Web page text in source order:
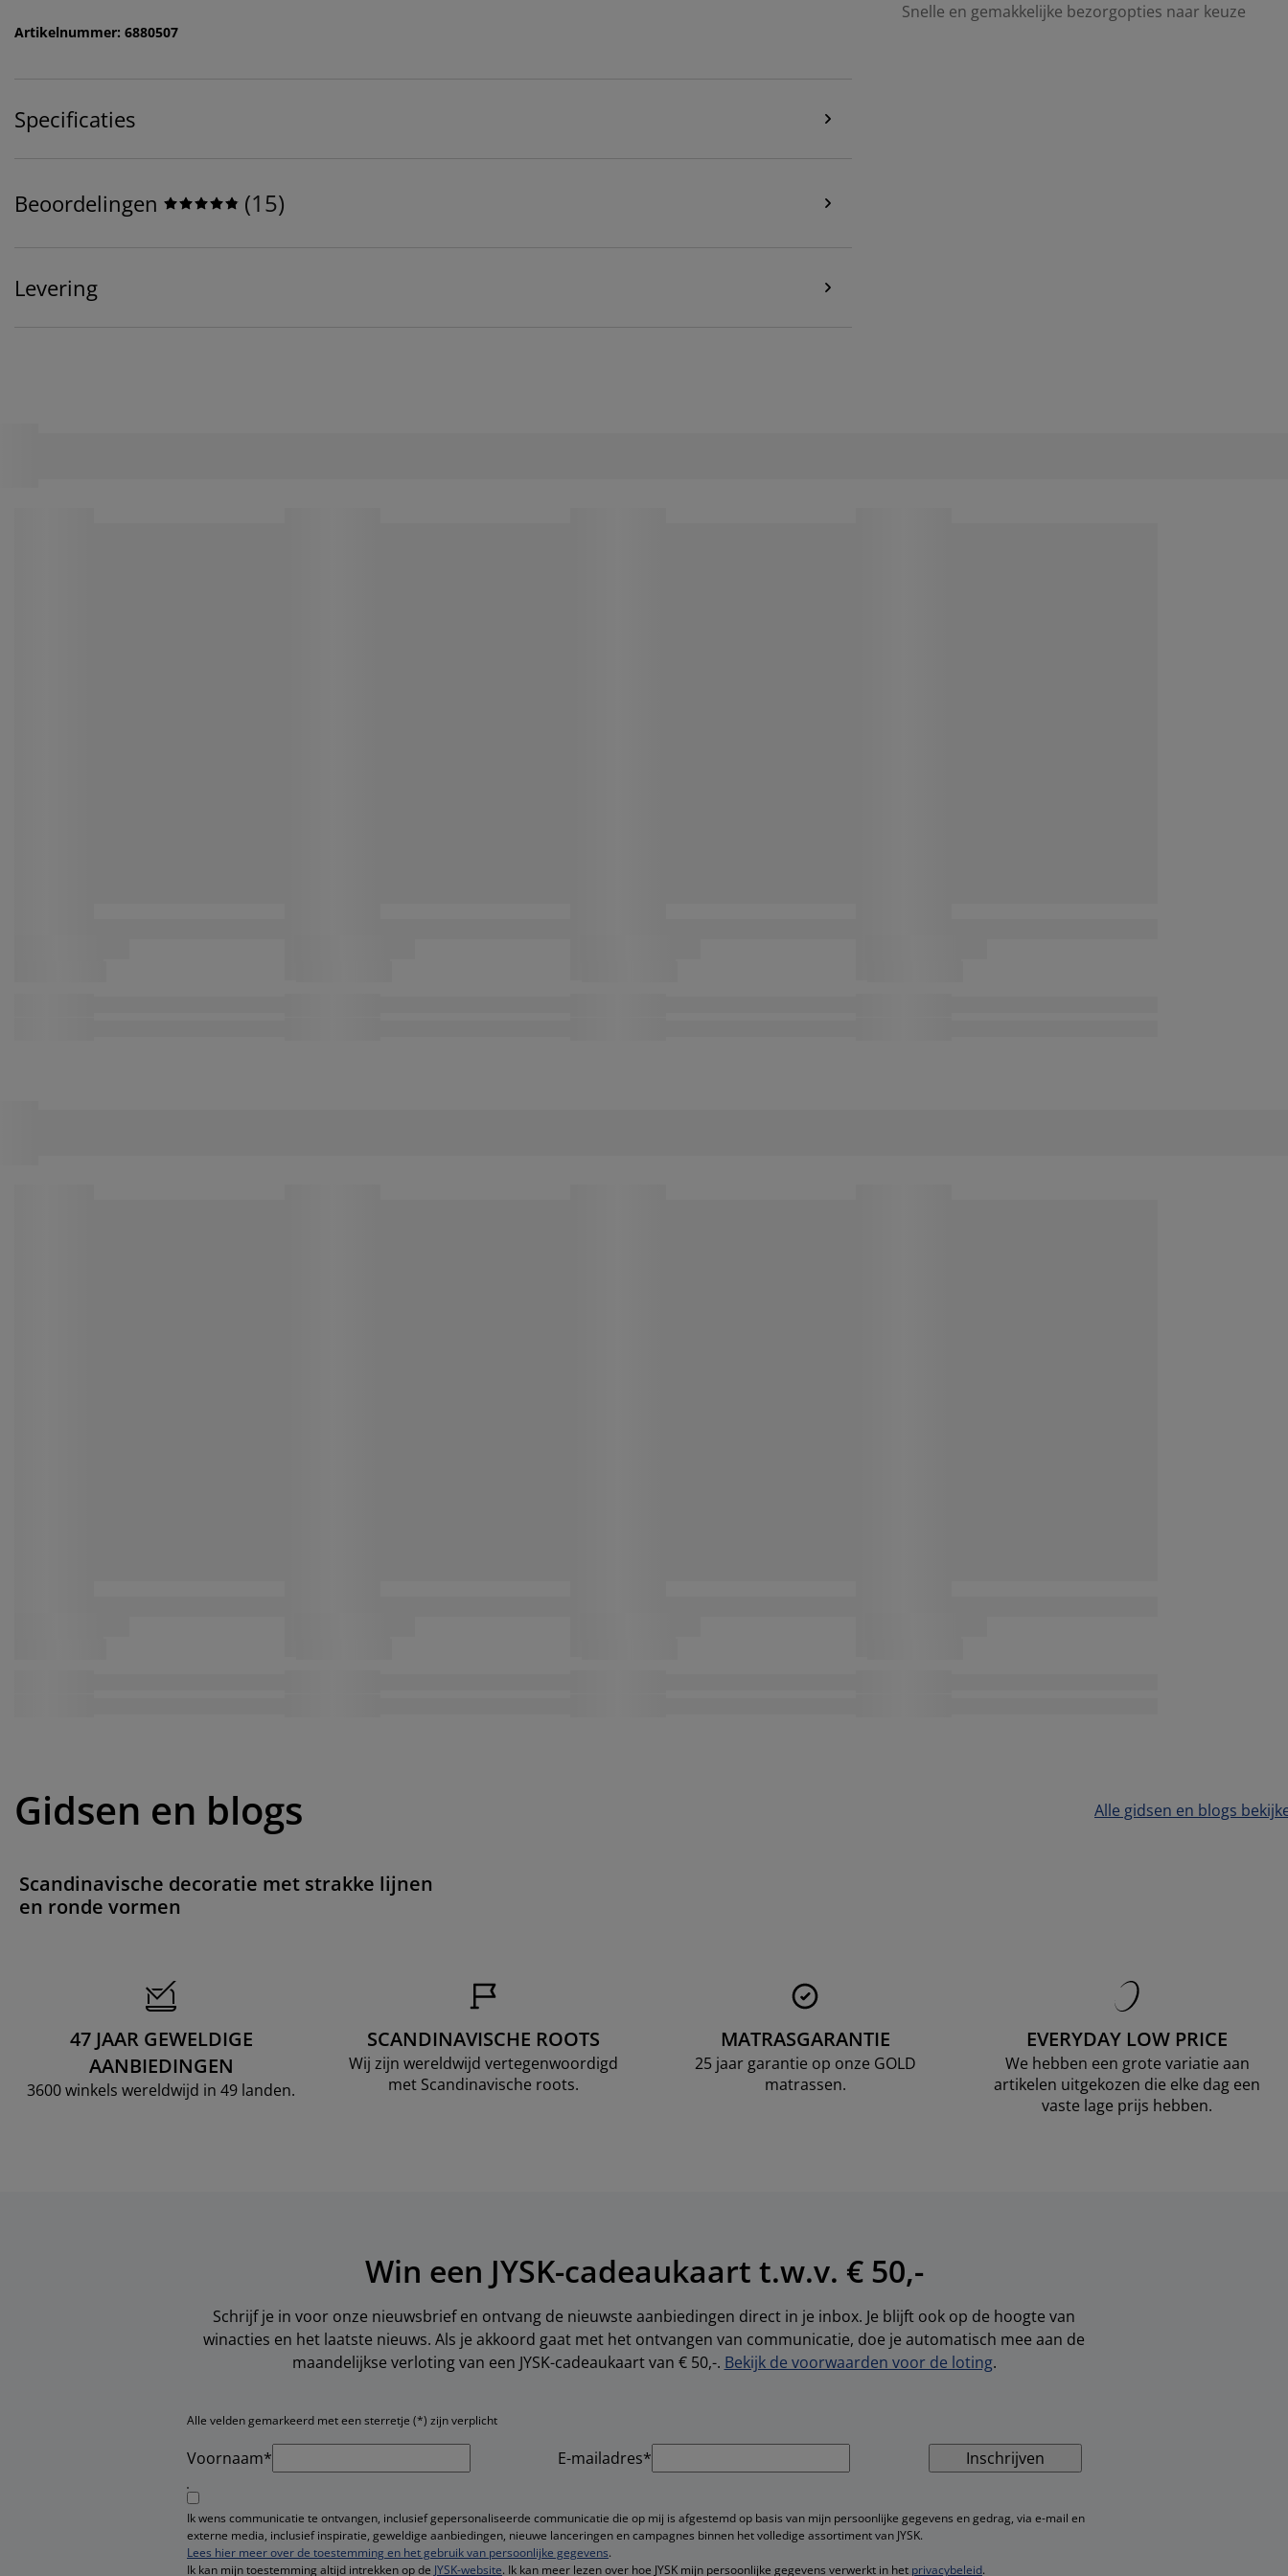
Snelle en gemakkelijke bezorgopties naar keuze
Artikelnummer: 6880507
Specificaties
Beoordelingen (15)
Levering
Gidsen en blogs Alle gidsen en blogs
Scandinavische decoratie met strakke lijnen
en ronde vormen
47 JAAR GEWELDIGE
AANBIEDINGEN
3600 winkels wereldwijd in 49 landen.
SCANDINAVISCHE ROOTS
Wij zijn wereldwijd vertegenwoordigd
met Scandinavische roots.
MATRASGARANTIE
25 jaar garantie op onze GOLD
matrassen.
EVERYDAY LOW PRICE
We hebben een grote variatie aan
artikelen uitgekozen die elke dag een
vaste lage prijs hebben.
Win een JYSK-cadeaukaart t.w.v. € 50,-
Schrijf je in voor onze nieuwsbrief en ontvang de nieuwste aanbiedingen direct in je inbox. Je blijft ook op de hoogte van
winacties en het laatste nieuws. Als je akkoord gaat met het ontvangen van communicatie, doe je automatisch mee aan de
maandelijkse verloting van een JYSK-cadeaukaart van € 50,-. Bekijk de voorwaarden voor de loting.
Alle velden gemarkeerd met een sterretje (*) zijn verplicht
Voornaam* E-mailadres* Inschrijven
Ik wens communicatie te ontvangen, inclusief gepersonaliseerde communicatie die op mij is afgestemd op basis van mijn persoonlijke gegevens en gedrag, via e-mail en
externe media, inclusief inspiratie, geweldige aanbiedingen, nieuwe lanceringen en campagnes binnen het volledige assortiment van JYSK.
Lees hier meer over de toestemming en het gebruik van persoonlijke gegevens.
Ik kan mijn toestemming altijd intrekken op de JYSK-website. Ik kan meer lezen over hoe JYSK mijn persoonlijke gegevens verwerkt in het privacybeleid.